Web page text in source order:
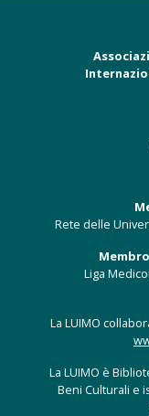
Rete delle
Liga
La LUIMO
La LUIMO è
Beni Culturali e